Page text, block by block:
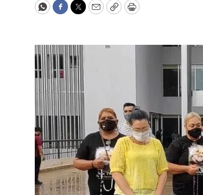
WhatsApp
Facebook
Twitter
EmailCopyPrint